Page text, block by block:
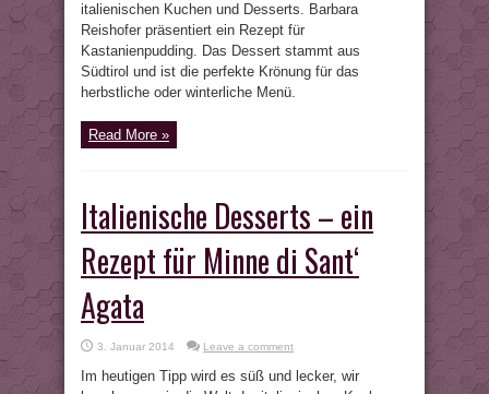
italienischen Kuchen und Desserts. Barbara
Reishofer präsentiert ein Rezept für
Kastanienpudding. Das Dessert stammt aus
Südtirol und ist die perfekte Krönung für das
herbstliche oder winterliche Menü.
Read More »
Italienische Desserts – ein
Rezept für Minne di Sant‘
Agata
3. Januar 2014 Leave a comment
Im heutigen Tipp wird es süß und lecker, wir